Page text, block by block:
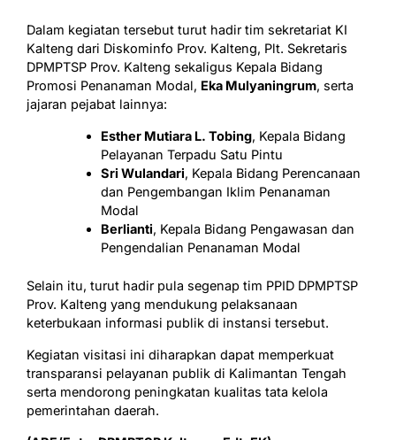
Dalam kegiatan tersebut turut hadir tim sekretariat KI
Kalteng dari Diskominfo Prov. Kalteng, Plt. Sekretaris
DPMPTSP Prov. Kalteng sekaligus Kepala Bidang
Promosi Penanaman Modal, Eka Mulyaningrum, serta
jajaran pejabat lainnya:
Esther Mutiara L. Tobing, Kepala Bidang
Pelayanan Terpadu Satu Pintu
Sri Wulandari, Kepala Bidang Perencanaan
dan Pengembangan Iklim Penanaman
Modal
Berlianti, Kepala Bidang Pengawasan dan
Pengendalian Penanaman Modal
Selain itu, turut hadir pula segenap tim PPID DPMPTSP
Prov. Kalteng yang mendukung pelaksanaan
keterbukaan informasi publik di instansi tersebut.
Kegiatan visitasi ini diharapkan dapat memperkuat
transparansi pelayanan publik di Kalimantan Tengah
serta mendorong peningkatan kualitas tata kelola
pemerintahan daerah.